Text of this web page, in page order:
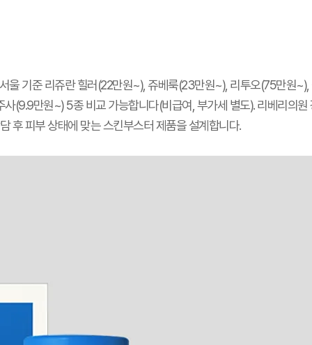
울 기준 리쥬란 힐러(22만원~), 쥬베룩(23만원~), 리투오(75만원~),
(9.9만원~) 5종 비교 가능합니다(비급여, 부가세 별도). 리베리의원
후 피부 상태에 맞는 스킨부스터 제품을 설계합니다.